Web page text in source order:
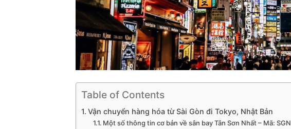
Table of Contents
Vận chuyển hàng hóa từ Sài Gòn đi Tokyo, Nhật Bản
Một số thông tin cơ bản về sân bay Tân Sơn Nhất – Mã: SGN